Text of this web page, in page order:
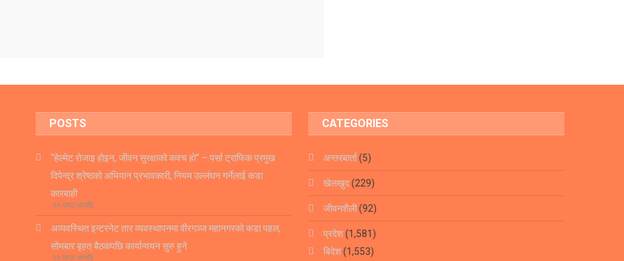
POSTS
“हेल्मेट रोजाइ होइन, जीवन सुरक्षाको कवच हो” – पर्सा ट्राफिक प्रमुख
दिपेन्द्र श्रेष्ठको अभियान प्रभावकारी, नियम उल्लंघन गर्नेलाई कडा
कारबाही
११ घण्टा अगाडि
अव्यवस्थित इन्टरनेट तार व्यवस्थापनमा वीरगञ्ज महानगरको कडा पहल,
सोमबार बृहत् बैठकपछि कार्यान्वयन सुरु हुने
११ घण्टा अगाडि
CATEGORIES
अन्तरबार्ता(5)
खेलखुद(229)
जीवनशैली(92)
प्रदेश(1,581)
बिदेश(1,553)